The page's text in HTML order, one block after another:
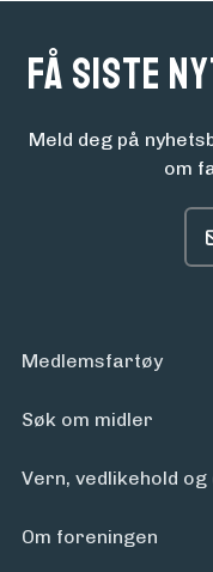
Få siste
Meld deg på
om
Medlemsfartøy
Søk om midler
Vern, vedlikehold
Om foreningen